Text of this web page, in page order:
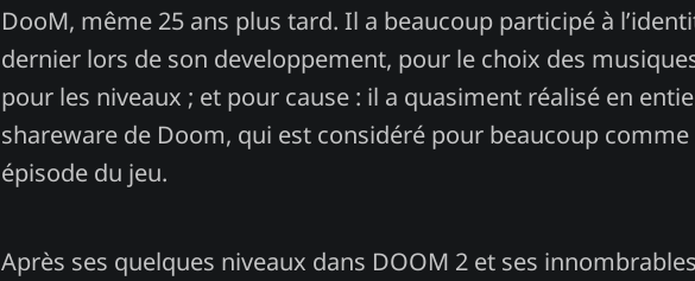
DooM, même 25 ans plus tard. Il a beaucoup participé à
dernier lors de son developpement, pour le choix des
pour les niveaux ; et pour cause : il a quasiment réalisé en
shareware de Doom, qui est considéré pour beaucoup
épisode du jeu.
Après ses quelques niveaux dans DOOM 2 et ses